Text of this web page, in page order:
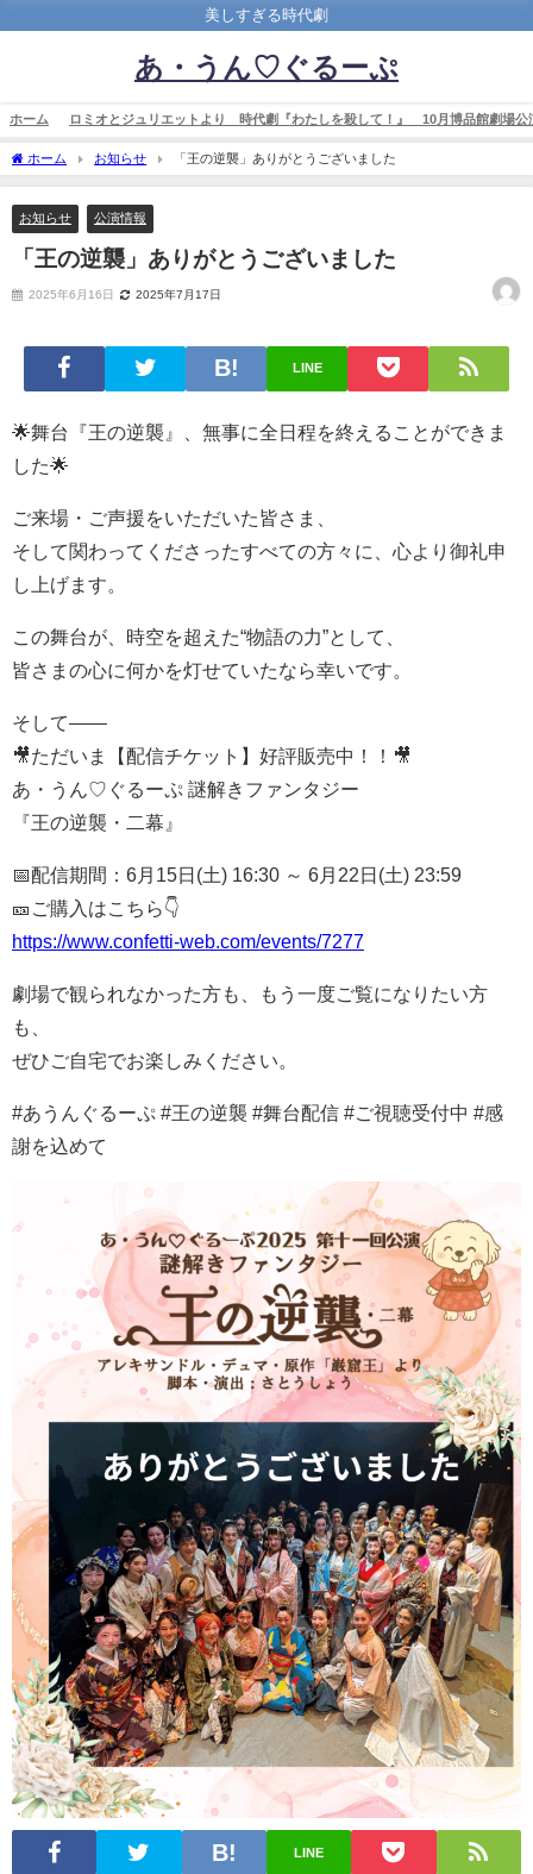
美しすぎる時代劇
あ・うん♡ぐるーぷ
ホーム ロミオとジュリエットより 時代劇『わたしを殺して！』 10月博品館劇場公
ホーム お知らせ 「王の逆襲」ありがとうございました
お知らせ 公演情報
「王の逆襲」ありがとうございました
2025年6月16日 2025年7月17日
LINE
🌟舞台『王の逆襲』、無事に全日程を終えることができま
した🌟
ご来場・ご声援をいただいた皆さま、
そして関わってくださったすべての方々に、心より御礼申
し上げます。
この舞台が、時空を超えた“物語の力”として、
皆さまの心に何かを灯せていたなら幸いです。
そして――
🎥ただいま【配信チケット】好評販売中！！🎥
あ・うん♡ぐるーぷ 謎解きファンタジー
『王の逆襲・二幕』
📅配信期間：6月15日(土) 16:30 ～ 6月22日(土) 23:59
🎫ご購入はこちら👇
https://www.confetti-web.com/events/7277
劇場で観られなかった方も、もう一度ご覧になりたい方
も、
ぜひご自宅でお楽しみください。
#あうんぐるーぷ #王の逆襲 #舞台配信 #ご視聴受付中 #感
謝を込めて
LINE